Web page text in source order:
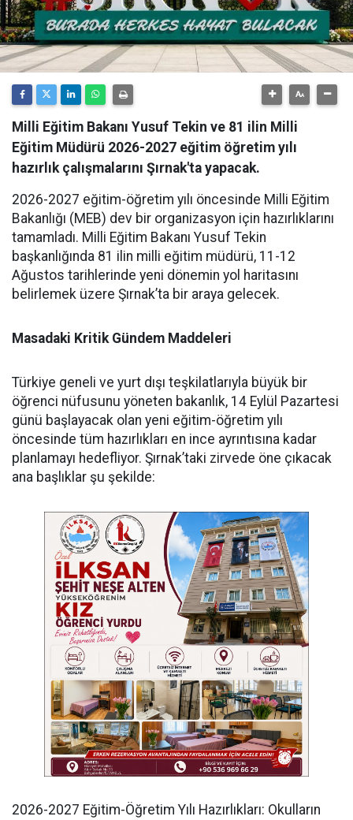
Milli Eğitim Bakanı Yusuf Tekin ve 81 ilin Milli
Eğitim Müdürü 2026-2027 eğitim öğretim yılı
hazırlık çalışmalarını Şırnak'ta yapacak.
​2026-2027 eğitim-öğretim yılı öncesinde Milli Eğitim
Bakanlığı (MEB) dev bir organizasyon için hazırlıklarını
tamamladı. Milli Eğitim Bakanı Yusuf Tekin
başkanlığında 81 ilin milli eğitim müdürü, 11-12
Ağustos tarihlerinde yeni dönemin yol haritasını
belirlemek üzere Şırnak’ta bir araya gelecek.
Masadaki Kritik Gündem Maddeleri
​Türkiye geneli ve yurt dışı teşkilatlarıyla büyük bir
öğrenci nüfusunu yöneten bakanlık, 14 Eylül Pazartesi
günü başlayacak olan yeni eğitim-öğretim yılı
öncesinde tüm hazırlıkları en ince ayrıntısına kadar
planlamayı hedefliyor. Şırnak’taki zirvede öne çıkacak
ana başlıklar şu şekilde:
​2026-2027 Eğitim-Öğretim Yılı Hazırlıkları: Okulların